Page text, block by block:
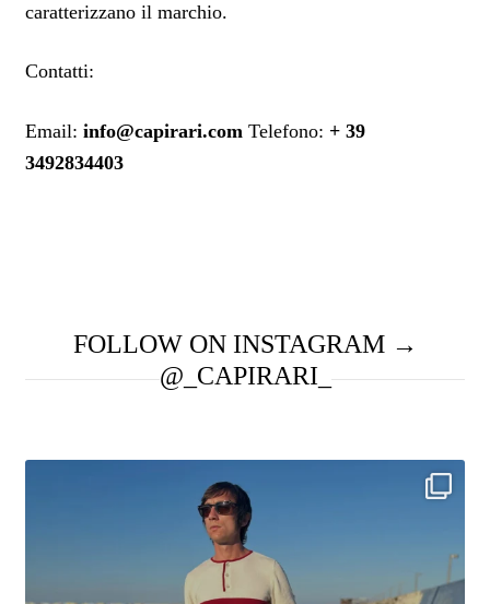
caratterizzano il marchio.
Contatti:
Email: info@capirari.com Telefono: + 39
3492834403
FOLLOW ON INSTAGRAM →
@_CAPIRARI_